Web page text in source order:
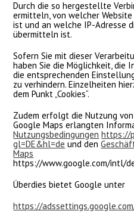
Durch die so hergestellte
ermitteln, von welcher
ist und an welche IP-Adresse
übermitteln ist.
Sofern Sie mit dieser
haben Sie die Möglichkeit, die
die entsprechenden
zu verhindern. Einzelheiten
dem Punkt „Cookies“.
Zudem erfolgt die Nutzung
Google Maps erlangten
Nutzungsbedingungen https://
gl=DE&hl=de und den
Maps
https://www.google.com/intl/
Überdies bietet Google unter
https://